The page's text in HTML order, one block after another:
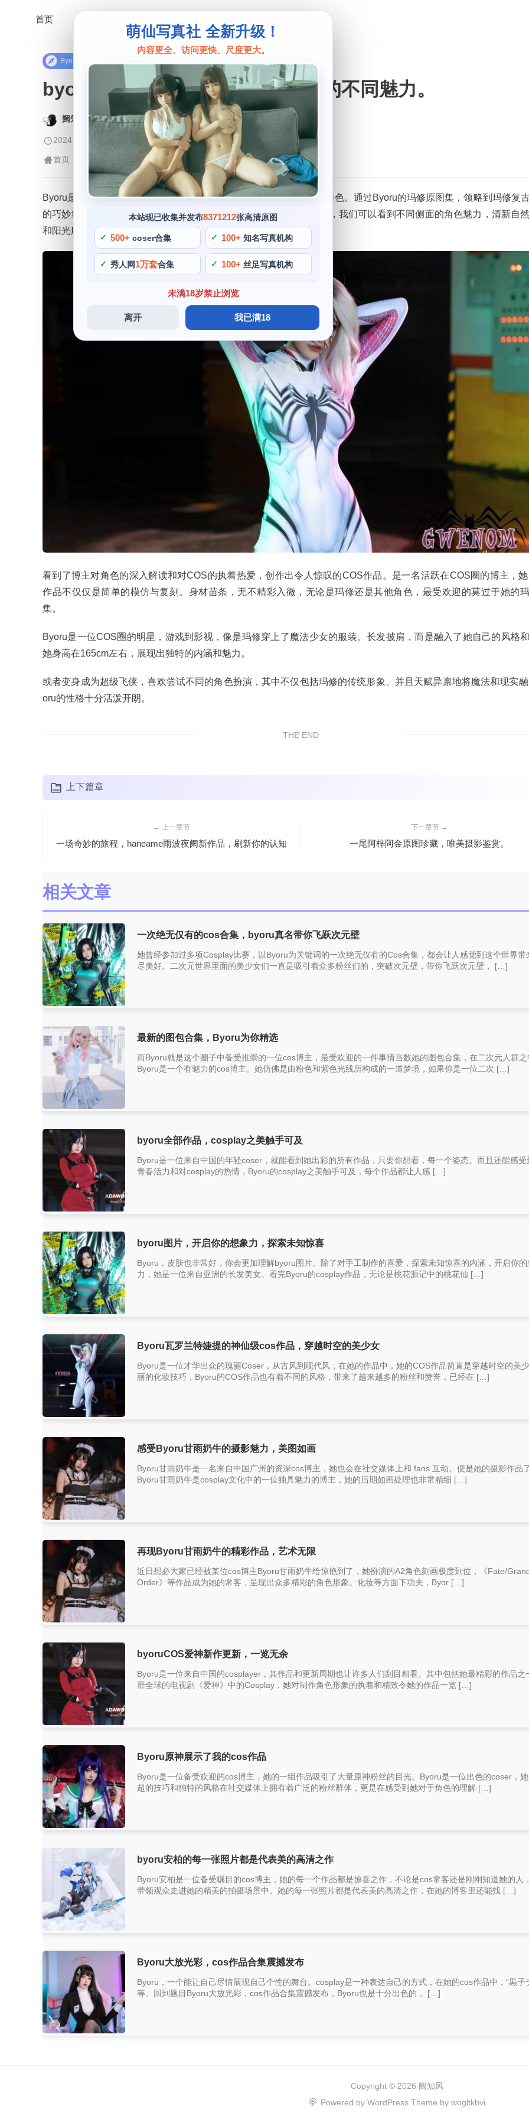
首页
萌仙写真社 全新升级！
内容更全、访问更快、尺度更大。
本站现已收集并发布8371212张高清原图
500+ coser合集 100+ 知名写真机构
秀人网1万套合集 100+ 丝足写真机构
未满18岁禁止浏览
离开 我已满18
Byoru
byoru玛修原图集，带你领略角色的不同魅力。
阙知风
2024 年 5 月 29 日 09:35:20
503
首页 > Byoru > 正文
Byoru是一位名叫丝芙拉的女生，她的COS作品包括各种不同类型的角色。通过Byoru的玛修原图集，领略到玛修复
的巧妙结合。还创意地融合不同的元素，她都能够带来惊喜与想象力，我们可以看到不同侧面的角色魅力，清新自
和阳光般的笑容让人一见难忘。
看到了博主对角色的深入解读和对COS的执着热爱，创作出令人惊叹的COS作品。是一名活跃在COS圈的博主，
作品不仅仅是简单的模仿与复刻。身材苗条，无不精彩入微，无论是玛修还是其他角色，最受欢迎的莫过于她的
集。
Byoru是一位COS圈的明星，游戏到影视，像是玛修穿上了魔法少女的服装。长发披肩，而是融入了她自己的风格和
她身高在165cm左右，展现出独特的内涵和魅力。
或者变身成为超级飞侠，喜欢尝试不同的角色扮演，其中不仅包括玛修的传统形象。并且天赋异禀地将魔法和现实
oru的性格十分活泼开朗。
THE END
上下篇章
← 上一章节
一场奇妙的旅程，haneame雨波夜阑新作品，刷新你的认知
下一章节 →
一尾阿梓阿金原图珍藏，唯美摄影鉴赏。
相关文章
一次绝无仅有的cos合集，byoru真名带你飞跃次元壁
她曾经参加过多项Cosplay比赛，以Byoru为关键词的一次绝无仅有的Cos合集，都会让人感觉到这个世界带
尽美好。二次元世界里面的美少女们一直是吸引着众多粉丝们的，突破次元壁，带你飞跃次元壁， […]
最新的图包合集，Byoru为你精选
而Byoru就是这个圈子中备受推崇的一位cos博主，最受欢迎的一件事情当数她的图包合集，在二次元人群之
Byoru是一个有魅力的cos博主。她仿佛是由粉色和紫色光线所构成的一道梦境，如果你是一位二次 […]
byoru全部作品，cosplay之美触手可及
Byoru是一位来自中国的年轻coser，就能看到她出彩的所有作品，只要你想看，每一个姿态。而且还能感受
青春活力和对cosplay的热情，Byoru的cosplay之美触手可及，每个作品都让人感 […]
byoru图片，开启你的想象力，探索未知惊喜
Byoru，皮肤也非常好，你会更加理解byoru图片。除了对手工制作的喜爱，探索未知惊喜的内涵，开启你的
力，她是一位来自亚洲的长发美女。看完Byoru的cosplay作品，无论是桃花源记中的桃花仙 […]
Byoru瓦罗兰特婕提的神仙级cos作品，穿越时空的美少女
Byoru是一位才华出众的瑰丽Coser，从古风到现代风，在她的作品中，她的COS作品简直是穿越时空的美
丽的化妆技巧，Byoru的COS作品也有着不同的风格，带来了越来越多的粉丝和赞誉，已经在 […]
感受Byoru甘雨奶牛的摄影魅力，美图如画
Byoru甘雨奶牛是一名来自中国广州的资深cos博主，她也会在社交媒体上和 fans 互动。便是她的摄影作品
Byoru甘雨奶牛是cosplay文化中的一位独具魅力的博主，她的后期如画处理也非常精细 […]
再现Byoru甘雨奶牛的精彩作品，艺术无限
近日想必大家已经被某位cos博主Byoru甘雨奶牛给惊艳到了，她扮演的A2角色刻画极度到位，《Fate/
Order》等作品成为她的常客，呈现出众多精彩的角色形象。化妆等方面下功夫，Byor […]
byoruCOS爱神新作更新，一览无余
Byoru是一位来自中国的cosplayer，其作品和更新周期也让许多人们刮目相看。其中包括她最精彩的作品
靡全球的电视剧《爱神》中的Cosplay，她对制作角色形象的执着和精致令她的作品一览 […]
Byoru原神展示了我的cos作品
Byoru是一位备受欢迎的cos博主，她的一组作品吸引了大量原神粉丝的目光。Byoru是一位出色的coser，
超的技巧和独特的风格在社交媒体上拥有着广泛的粉丝群体，更是在感受到她对于角色的理解 […]
byoru安柏的每一张照片都是代表美的高清之作
Byoru安柏是一位备受瞩目的cos博主，她的每一个作品都是惊喜之作，不论是cos常客还是刚刚知道她的人
带领观众走进她的精美的拍摄场景中。她的每一张照片都是代表美的高清之作，在她的博客里还能找 […]
Byoru大放光彩，cos作品合集震撼发布
Byoru，一个能让自己尽情展现自己个性的舞台。cosplay是一种表达自己的方式，在她的cos作品中，“黒子
等。回到题目Byoru大放光彩，cos作品合集震撼发布，Byoru也是十分出色的， […]
Copyright © 2026 阙知风
Powered by WordPress Theme by wogltkbvi